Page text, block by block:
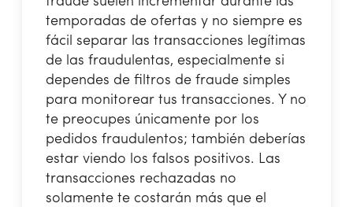
temporadas de ofertas y no siempre es
fácil separar las transacciones legítimas
de las fraudulentas, especialmente si
dependes de filtros de fraude simples
para monitorear tus transacciones. Y no
te preocupes únicamente por los
pedidos fraudulentos; también deberías
estar viendo los falsos positivos. Las
transacciones rechazadas no
solamente te costarán más que el